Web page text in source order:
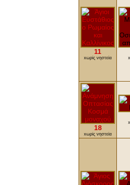
11
xωρίς νηστεία
18
xωρίς νηστεία